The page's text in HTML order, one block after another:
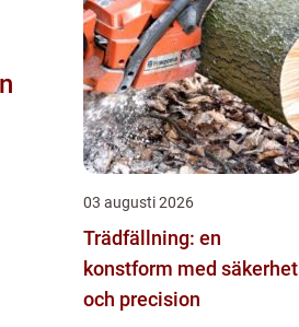
03 augusti 2026
Trädfällning: en
konstform med säkerhet
och precision